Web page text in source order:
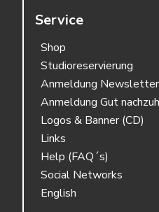
Service
Shop
Studioreservierung
Anmeldung Newsletter
Anmeldung Gut
Logos & Banner (CD)
Links
Help (FAQ´s)
Social Networks
English